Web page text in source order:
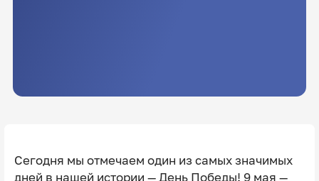
️Сегодня мы отмечаем один из самых значимых
дней в нашей истории — День Победы! 9 мая —